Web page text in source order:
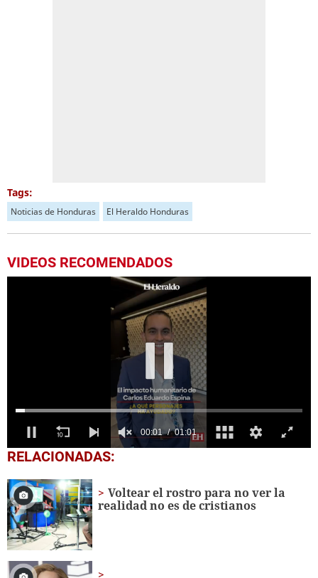
Tags:
Noticias de Honduras El Heraldo Honduras
VIDEOS RECOMENDADOS
0
seconds
1
minute,
1
second
RELACIONADAS:
Voltear el rostro para no ver la
realidad no es de cristianos